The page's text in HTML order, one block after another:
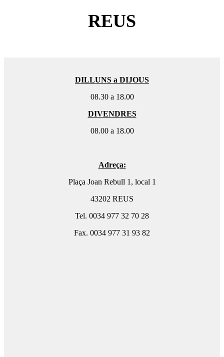
REUS
DILLUNS a DIJOUS
08.30 a 18.00
DIVENDRES
08.00 a 18.00
Adreça:
Plaça Joan Rebull 1, local 1
43202 REUS
Tel. 0034 977 32 70 28
Fax. 0034 977 31 93 82